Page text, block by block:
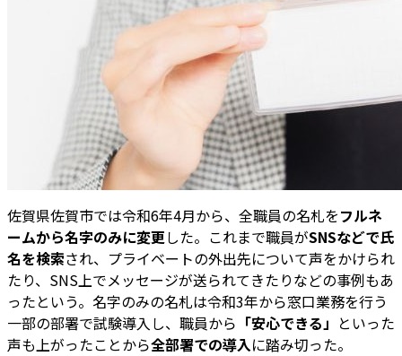
佐賀県佐賀市では令和6年4月から、全職員の名札をフルネ
ームから名字のみに変更した。これまで職員がSNSなどで氏
名を検索され、プライベートの外出先について声をかけられ
たり、SNS上でメッセージが送られてきたりなどの事例もあ
ったという。名字のみの名札は令和3年から窓口業務を行う
一部の部署で試験導入し、職員から 「安心できる」 といった
声も上がったことから全部署での導入に踏み切った。